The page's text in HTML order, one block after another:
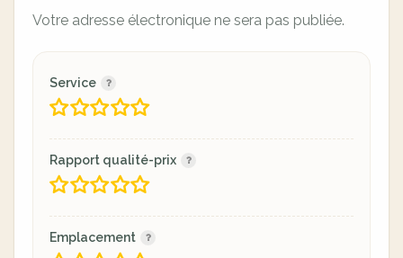
Votre adresse électronique ne sera pas publiée.
Service
Rapport qualité-prix
Emplacement